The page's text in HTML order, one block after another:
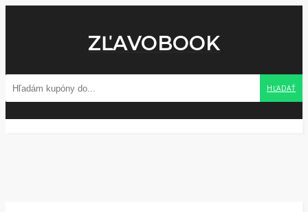
ZĽAVOBOOK
HĽADAŤ